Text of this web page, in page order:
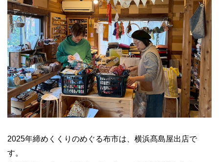
2025年締めくくりのめぐる布市は、横浜髙島屋出店で
す。